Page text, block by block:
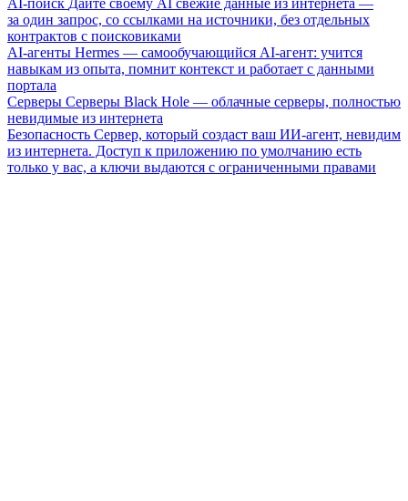
AI-поиск Дайте своему AI свежие данные из интернета —
за один запрос, со ссылками на источники, без отдельных
контрактов с поисковиками
AI-агенты Hermes — самообучающийся AI-агент: учится
навыкам из опыта, помнит контекст и работает с данными
портала
Серверы Серверы Black Hole — облачные серверы, полностью
невидимые из интернета
Безопасность Сервер, который создаст ваш ИИ-агент, невидим
из интернета. Доступ к приложению по умолчанию есть
только у вас, а ключи выдаются с ограниченными правами